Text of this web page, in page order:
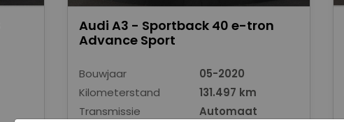
Audi A3 - Sportback 40 e-tron
Advance Sport
Bouwjaar
05-2020
Kilometerstand
131.497 km
Transmissie
Automaat